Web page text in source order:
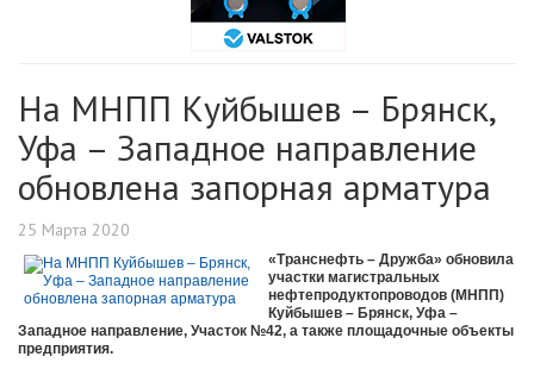
На МНПП Куйбышев – Брянск,
Уфа – Западное направление
обновлена запорная арматура
25 Марта 2020
«Транснефть – Дружба» обновила
участки магистральных
нефтепродуктопроводов (МНПП)
Куйбышев – Брянск, Уфа –
Западное направление, Участок №42, а также площадочные объекты
предприятия.